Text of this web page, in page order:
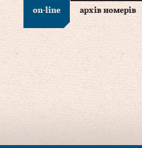
on-line архів номерів